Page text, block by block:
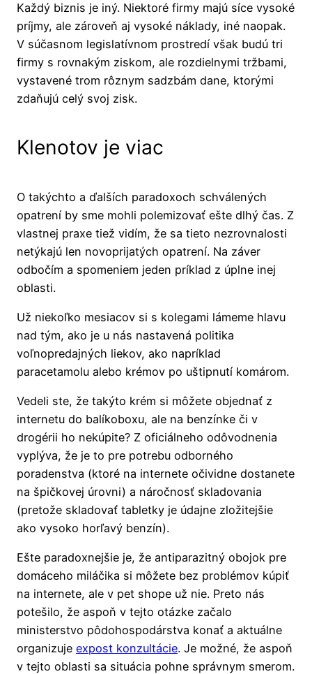
Každý biznis je iný. Niektoré firmy majú síce vysoké
príjmy, ale zároveň aj vysoké náklady, iné naopak.
V súčasnom legislatívnom prostredí však budú tri
firmy s rovnakým ziskom, ale rozdielnymi tržbami,
vystavené trom rôznym sadzbám dane, ktorými
zdaňujú celý svoj zisk.
Klenotov je viac
O takýchto a ďalších paradoxoch schválených
opatrení by sme mohli polemizovať ešte dlhý čas. Z
vlastnej praxe tiež vidím, že sa tieto nezrovnalosti
netýkajú len novoprijatých opatrení. Na záver
odbočím a spomeniem jeden príklad z úplne inej
oblasti.
Už niekoľko mesiacov si s kolegami lámeme hlavu
nad tým, ako je u nás nastavená politika
voľnopredajných liekov, ako napríklad
paracetamolu alebo krémov po uštipnutí komárom.
Vedeli ste, že takýto krém si môžete objednať z
internetu do balíkoboxu, ale na benzínke či v
drogérii ho nekúpite? Z oficiálneho odôvodnenia
vyplýva, že je to pre potrebu odborného
poradenstva (ktoré na internete očividne dostanete
na špičkovej úrovni) a náročnosť skladovania
(pretože skladovať tabletky je údajne zložitejšie
ako vysoko horľavý benzín).
Ešte paradoxnejšie je, že antiparazitný obojok pre
domáceho miláčika si môžete bez problémov kúpiť
na internete, ale v pet shope už nie. Preto nás
potešilo, že aspoň v tejto otázke začalo
ministerstvo pôdohospodárstva konať a aktuálne
organizuje expost konzultácie. Je možné, že aspoň
v tejto oblasti sa situácia pohne správnym smerom.